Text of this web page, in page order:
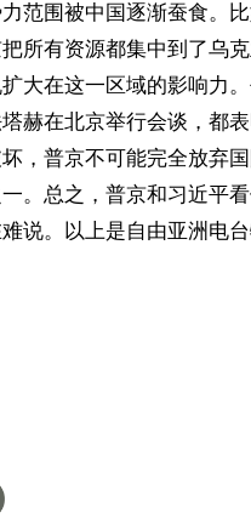
范围被中国逐渐蚕食。
所有资源都集中到了乌
大在这一区域的影响力
赫在北京举行会谈，都
，普京不可能完全放弃
。总之，普京和习近平看
说。以上是自由亚洲电